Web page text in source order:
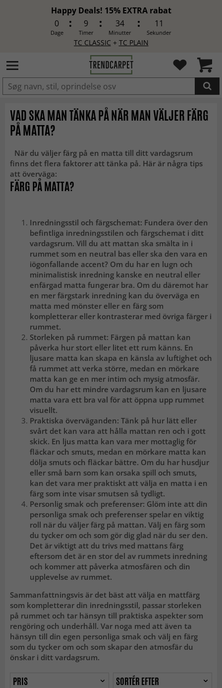
Happy Deals! 15% EXTRA rabat
0
Dage
9
Timer
34
Minutter
11
Sekunder
TC CLASSIC + TC PLAIN
LAGT I INDKØBSKURVEN.
VAD SKA MAN TÄNKA PÅ NÄR MAN VÄLJER FÄRG
PÅ MATTA?
När du väljer färg på en matta till ditt vardagsrum
finns det flera faktorer att tänka på. Här är några tips
att överväga:
FÄRG PÅ MATTA?
Inredningsstil och färgschemat: Fundera över den
befintliga inredningsstilen och färgschemat i ditt
vardagsrum. Vill du att mattan ska smälta in i
rummet som en neutral bas eller ska den vara en
iögonfallande accent? Om du har en lugn och
minimalistisk inredning kanske en neutral eller
enfärgad matta fungerar bra. Om du däremot har
en mer färgstark inredning kan du överväga en
matta med mönster eller en färg som
kompletterar eller kontrasterar med övriga färger i
rummet.
Storleken på rummet: Färgen på mattan kan
påverka hur stort eller litet ett rum känns. En
ljusare matta kan skapa en känsla av luftighet och
få rummet att verka större, medan en mörkare
matta kan ge en mer intim och mysig atmosfär.
Om du har ett mindre vardagsrum kan en ljusare
matta vara ett bra val för att öppna upp rummet
visuellt.
Praktiska överväganden: Tänk på hur lätt eller
svårt det kan vara att hålla mattan ren och i gott
skick. En ljus matta kan vara mer mottaglig för
fläckar och smuts, medan en mörkare matta kan
dölja smuts och fläckar bättre. Om du har husdjur
eller små barn som kan orsaka spill och smuts,
kan det vara mer praktiskt att välja en matta i en
färg som inte visar smutsen så tydligt.
Personlig smak och preferenser: Glöm inte att din
personliga smak och preferenser spelar en viktig
roll när du väljer färg på mattan. Välj en färg som
du tycker om och som gör dig glad när du ser den.
Det är viktigt att du trivs med mattans färg
eftersom det är en stor del av rummets inredning
och kommer att påverka atmosfären och din
upplevelse av rummet.
Sammanfattningsvis är det bäst att välja en mattfärg
som kompletterar din inredningsstil, passar storleken
på rummet och tar hänsyn till praktiska aspekter som
rengöring och underhåll. Var noga med att även ta
hänsyn till din egen personliga smak och välj en färg
som du tycker om och som skapar den atmosfär du
önskar i ditt vardagsrum.
PRIS SORTÉR EFTER